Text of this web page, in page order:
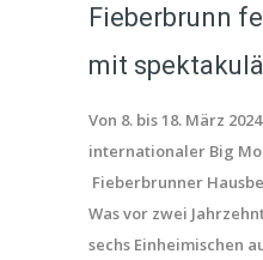
Fieberbrunn
mit
Von 8. bis 18. März
internationaler Big
Fieberbrunner
Was vor zwei
sechs Einheimischen